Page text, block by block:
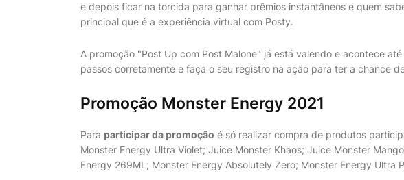
e depois ficar na torcida para ganhar prêmios instantâneos e quem
principal que é a experiência virtual com Posty.
A promoção "Post Up com Post Malone" já está valendo e acontece
passos corretamente e faça o seu registro na ação para ter a chance
Promoção Monster Energy 2021
Para participar da promoção é só realizar compra de produtos
Monster Energy Ultra Violet; Juice Monster Khaos; Juice Monster
Energy 269ML; Monster Energy Absolutely Zero; Monster Energy Ultra